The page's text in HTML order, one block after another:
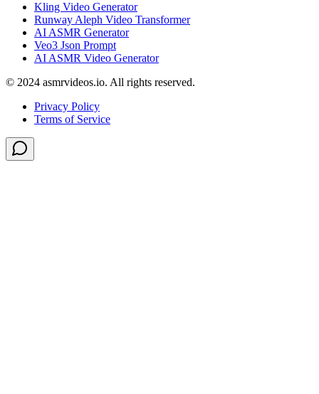
Kling Video Generator
Runway Aleph Video Transformer
AI ASMR Generator
Veo3 Json Prompt
AI ASMR Video Generator
© 2024 asmrvideos.io. All rights reserved.
Privacy Policy
Terms of Service